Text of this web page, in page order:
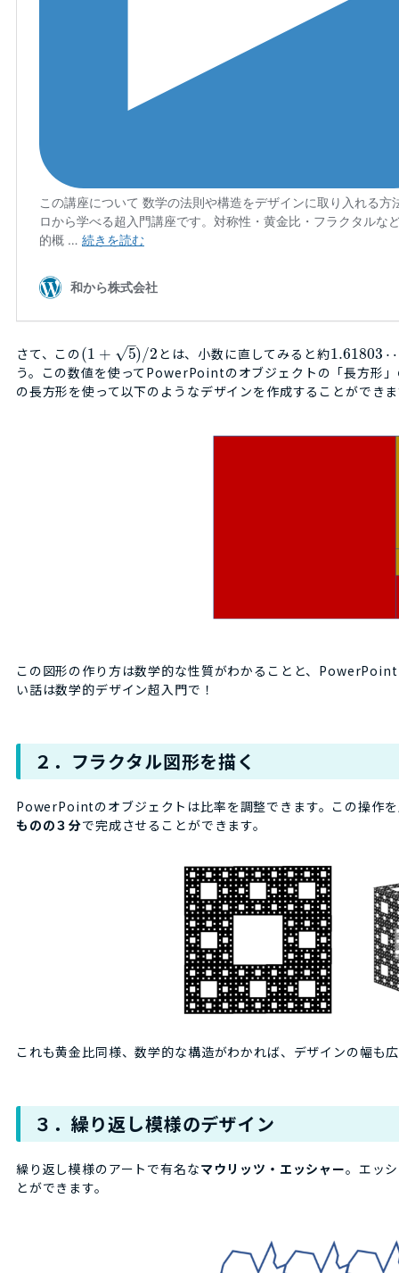
さて、この(1 + 5
–
√ )/2 とは、小数に直してみると約1.61803
う。この数値を使ってPowerPointのオブジェクトの「長方形
の長方形を使って以下のようなデザインを作成することができ
この図形の作り方は数学的な性質がわかることと、
い話は数学的デザイン超入門で！
２．フラクタル図形を描く
PowerPointのオブジェクトは比率を調整できます。この操作
ものの３分で完成させることができます。
これも黄金比同様、数学的な構造がわかれば、デザインの幅も
３．繰り返し模様のデザイン
繰り返し模様のアートで有名なマウリッツ・エッシャー。エッ
とができます。